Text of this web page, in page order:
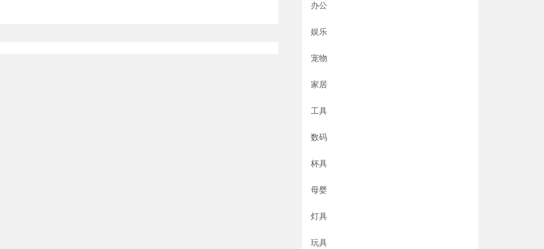
办公
娱乐
宠物
家居
工具
数码
杯具
母婴
灯具
玩具